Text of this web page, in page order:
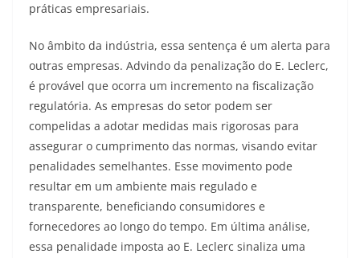
práticas empresariais.
No âmbito da indústria, essa sentença é um alerta para
outras empresas. Advindo da penalização do E. Leclerc,
é provável que ocorra um incremento na fiscalização
regulatória. As empresas do setor podem ser
compelidas a adotar medidas mais rigorosas para
assegurar o cumprimento das normas, visando evitar
penalidades semelhantes. Esse movimento pode
resultar em um ambiente mais regulado e
transparente, beneficiando consumidores e
fornecedores ao longo do tempo. Em última análise,
essa penalidade imposta ao E. Leclerc sinaliza uma